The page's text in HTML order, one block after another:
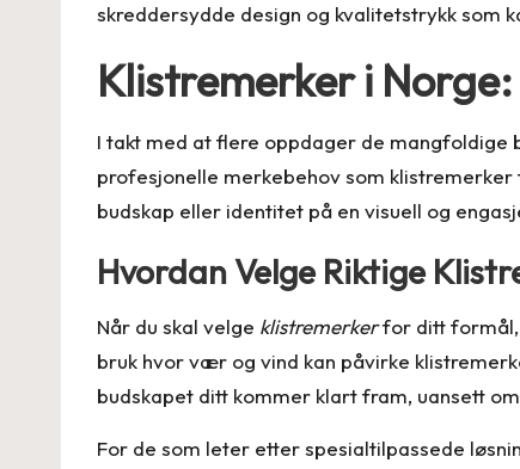
skreddersydde design og kvalitetstrykk som
Klistremerker i
I takt med at flere oppdager de
profesjonelle merkebehov som
budskap eller identitet på en visuell og
Hvordan Velge Riktige
Når du skal velge klistremerkerfor ditt formål,
bruk hvor vær og vind kan påvirke
budskapet ditt kommer klart fram, uansett
For de som leter etter spesialtilpassede